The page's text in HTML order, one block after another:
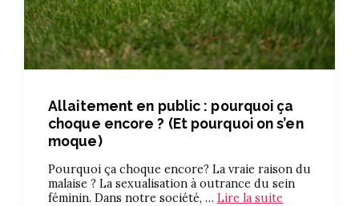
Allaitement en public : pourquoi ça
choque encore ? (Et pourquoi on s’en
moque)
Pourquoi ça choque encore? La vraie raison du
malaise ? La sexualisation à outrance du sein
féminin. Dans notre société, … Lire la suite